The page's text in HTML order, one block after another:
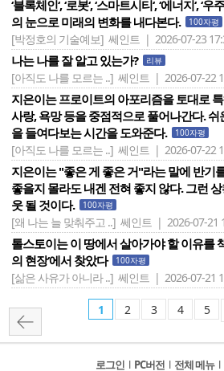
‘블록체인‘, ‘로봇‘, ‘스마트시티‘, ‘에너지‘, ‘
의 눈으로 미래의 변화를 내다본다.
100자평
[박정호의 기술예보] 쎄인트 | 2026-07-23
나는 나를 잘 알고 있는가? 리뷰
[아직도 나를 모르는 ..] 쎄인트 | 2026-07-22
지은이는 프로이트의 아포리즘을 토대로
사랑, 욕망 등을 중점적으로 풀어나간다.
을 들여다보는 시간을 도와준다.
100자평
[아직도 나를 모르는 ..] 쎄인트 | 2026-07-22
지은이는 "좋은 게 좋은 거"라는 말에 반기
좋을지 몰라도 내겐 전혀 좋지 않다. 그런
웃 될 것이다.
100자평
[왜 나는 늘 맞춰주고 ..] 쎄인트 | 2026-07-21
톨스토이는 이 땅에서 살아가야 할 이유를
의 현장‘에서 찾았다
100자평
[삶은 사유가 아니라 ..] 쎄인트 | 2026-07-21
1 2 3 4 5
로그인 l PC버전 l 전체 메뉴 l